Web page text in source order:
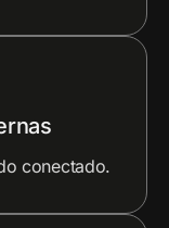
conectado.